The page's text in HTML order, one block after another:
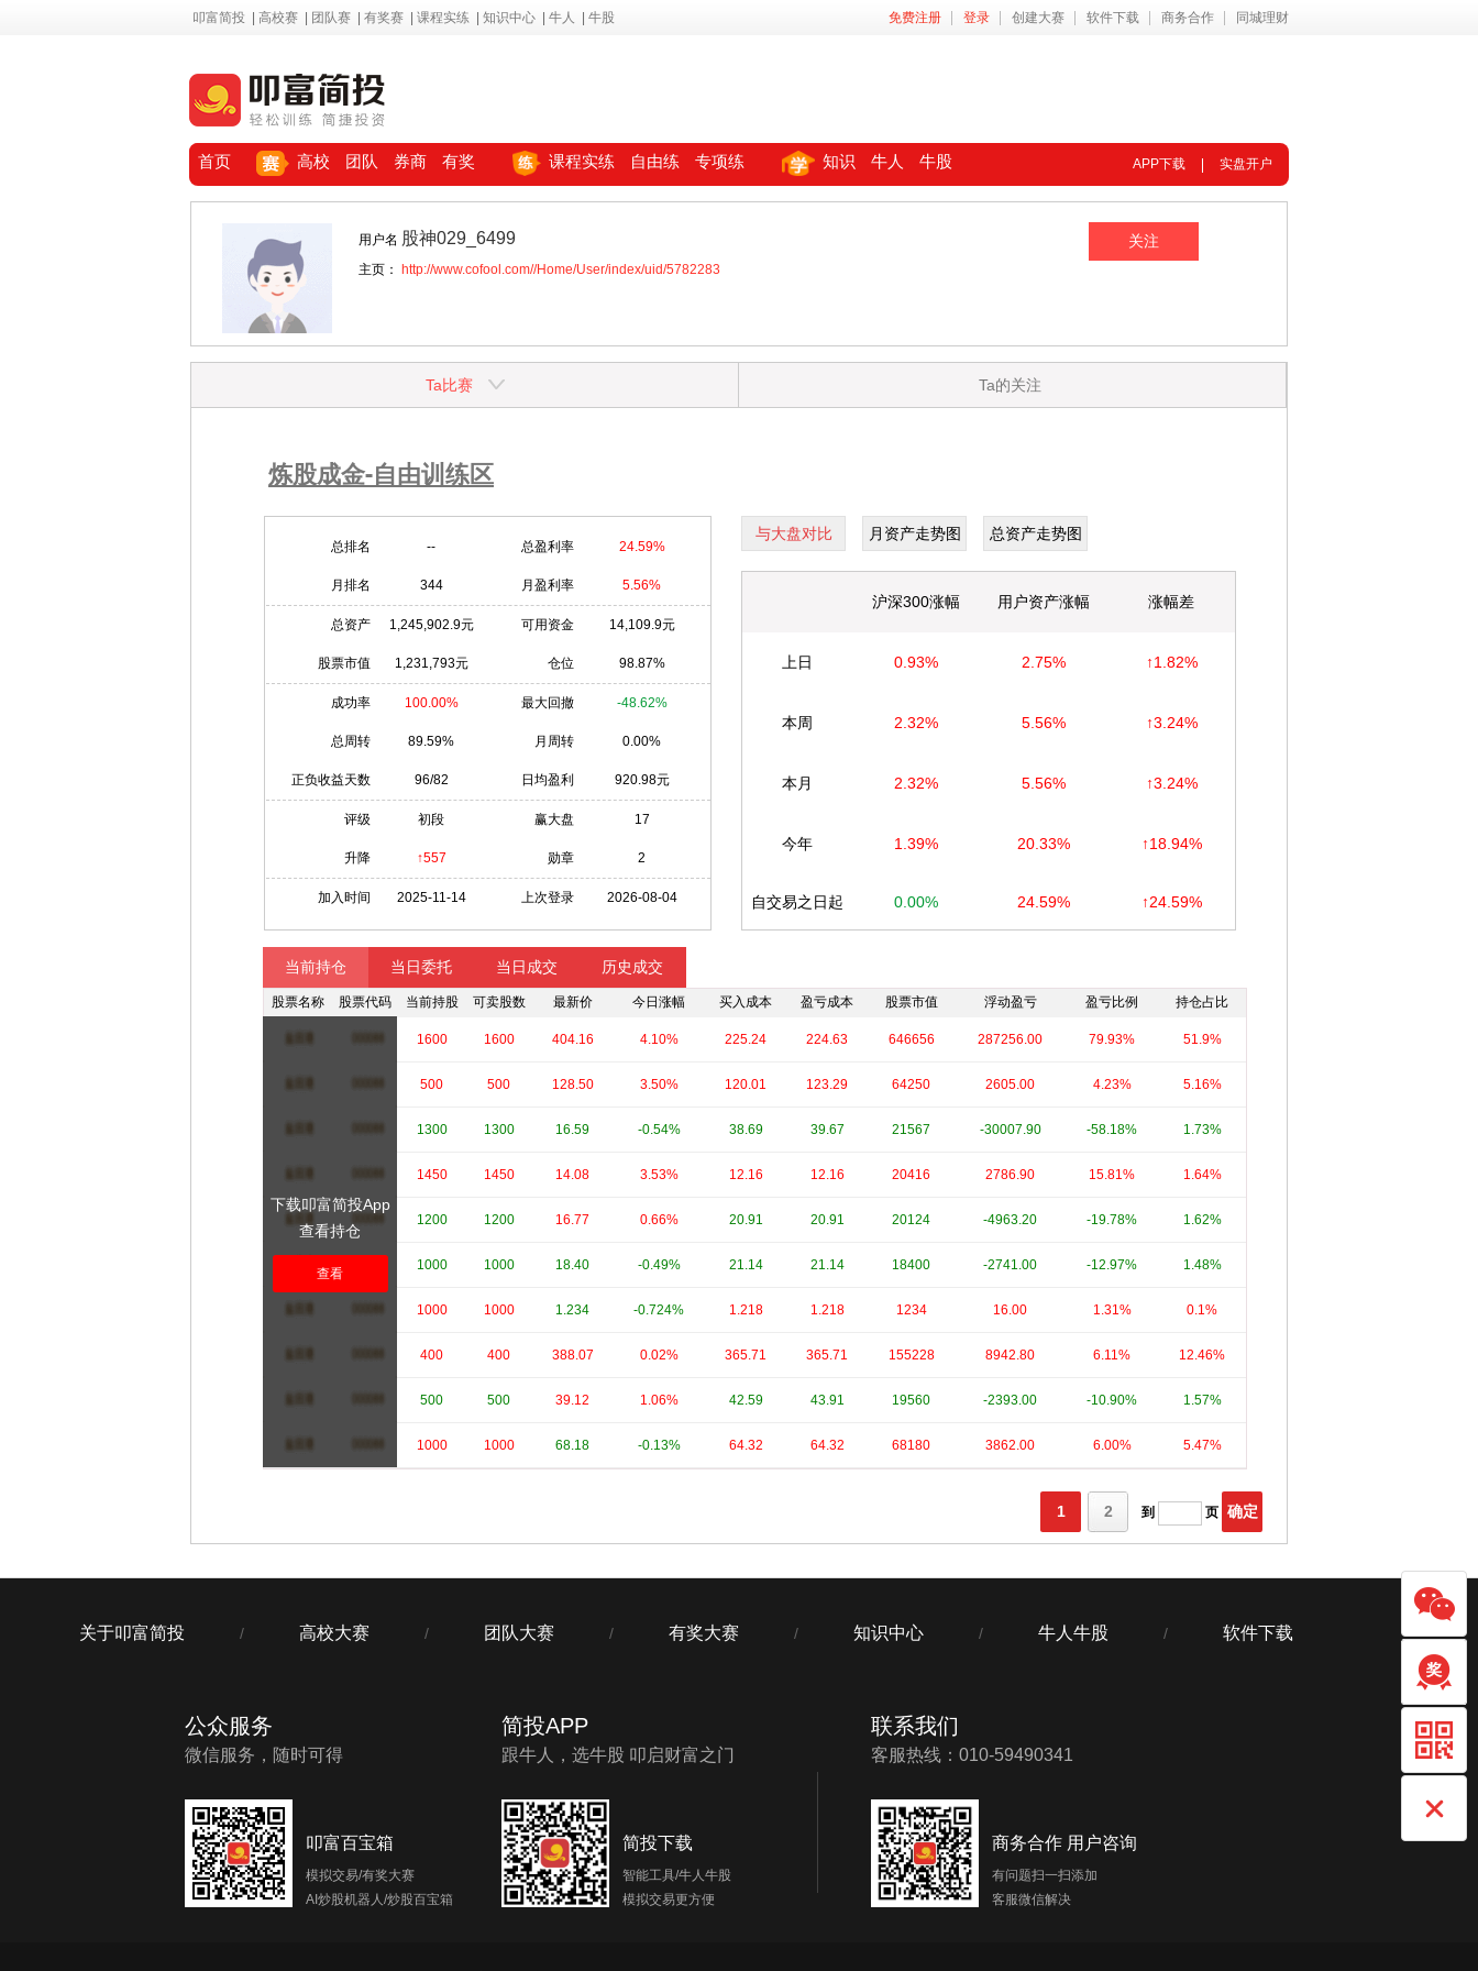
叩富简投 高校赛 团队赛 有奖赛 课程实练 知识中心 牛人 牛股 免费注册 登录 创建大赛 软件下载 商务合作 同城理财
首页 高校 团队 券商 有奖 课程实练 自由练 专项练 知识 牛人 牛股 APP下载 实盘开户
用户名 股神029_6499
主页： http://www.cofool.com//Home/User/index/uid/5782283
Ta比赛 Ta的关注
炼股成金-自由训练区
总排名 -- 总盈利率 24.59%
月排名 344 月盈利率 5.56%
总资产 1,245,902.9元 可用资金 14,109.9元
股票市值 1,231,793元 仓位 98.87%
成功率 100.00% 最大回撤 -48.62%
总周转 89.59% 月周转 0.00%
正负收益天数 96/82 日均盈利 920.98元
评级 初段 赢大盘 17
升降 ↑557 勋章 2
加入时间 2025-11-14 上次登录 2026-08-04
与大盘对比 月资产走势图 总资产走势图
沪深300涨幅 用户资产涨幅 涨幅差
上日 0.93% 2.75% ↑1.82%
本周 2.32% 5.56% ↑3.24%
本月 2.32% 5.56% ↑3.24%
今年 1.39% 20.33% ↑18.94%
自交易之日起 0.00% 24.59% ↑24.59%
当前持仓 当日委托 当日成交 历史成交
股票名称 股票代码 当前持股 可卖股数 最新价 今日涨幅 买入成本 盈亏成本 股票市值 浮动盈亏 盈亏比例 持仓占比
**** 1600 1600 404.16 4.10% 225.24 224.63 646656 287256.00 79.93% 51.9%
**** 500 500 128.50 3.50% 120.01 123.29 64250 2605.00 4.23% 5.16%
**** 1300 1300 16.59 -0.54% 38.69 39.67 21567 -30007.90 -58.18% 1.73%
**** 1450 1450 14.08 3.53% 12.16 12.16 20416 2786.90 15.81% 1.64%
**** **** 1200 1200 16.77 0.66% 20.91 20.91 20124 -4963.20 -19.78% 1.62%
1000 1000 18.40 -0.49% 21.14 21.14 18400 -2741.00 -12.97% 1.48%
**** 1000 1000 1.234 -0.724% 1.218 1.218 1234 16.00 1.31% 0.1%
**** 400 400 388.07 0.02% 365.71 365.71 155228 8942.80 6.11% 12.46%
**** 500 500 39.12 1.06% 42.59 43.91 19560 -2393.00 -10.90% 1.57%
**** 1000 1000 68.18 -0.13% 64.32 64.32 68180 3862.00 6.00% 5.47%
下载叩富简投App
查看持仓
查看
1 2 到 页 确定
关于叩富简投 / 高校大赛 / 团队大赛 / 有奖大赛 / 知识中心 / 牛人牛股 / 软件下载
公众服务
微信服务，随时可得
叩富百宝箱
模拟交易/有奖大赛
AI炒股机器人/炒股百宝箱
简投APP
跟牛人，选牛股 叩启财富之门
简投下载
智能工具/牛人牛股
模拟交易更方便
联系我们
客服热线：010-59490341
商务合作 用户咨询
有问题扫一扫添加
客服微信解决